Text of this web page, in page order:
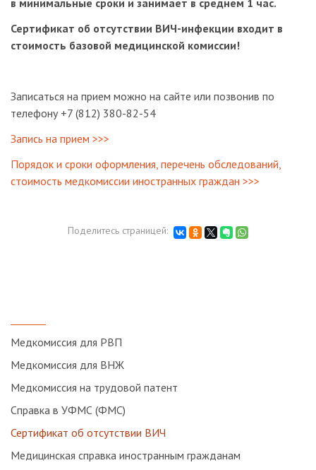
в минимальные сроки и занимает в среднем 1 час.
Сертификат об отсутствии ВИЧ-инфекции входит в
стоимость базовой медицинской комиссии!
Записаться на прием можно на сайте или позвонив по
телефону +7 (812) 380-82-54
Запись на прием >>>
Порядок и сроки оформления, перечень обследований,
стоимость медкомиссии иностранных граждан >>>
Поделитесь страницей:
Медкомиссия для РВП
Медкомиссия для ВНЖ
Медкомиссия на трудовой патент
Справка в УФМС (ФМС)
Сертификат об отсутствии ВИЧ
Медицинская справка иностранным гражданам